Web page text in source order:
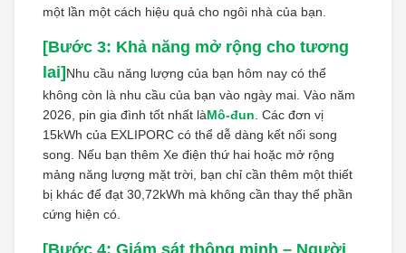
một lần một cách hiệu quả cho ngôi nhà của bạn.
[Bước 3: Khả năng mở rộng cho tương
lai] Nhu cầu năng lượng của bạn hôm nay có thể
không còn là nhu cầu của bạn vào ngày mai. Vào năm
2026, pin gia đình tốt nhất làMô-đun . Các đơn vị
15kWh của EXLIPORC có thể dễ dàng kết nối song
song. Nếu bạn thêm Xe điện thứ hai hoặc mở rộng
mảng năng lượng mặt trời, bạn chỉ cần thêm một thiết
bị khác để đạt 30,72kWh mà không cần thay thế phần
cứng hiện có.
[Bước 4: Giám sát thông minh – Người